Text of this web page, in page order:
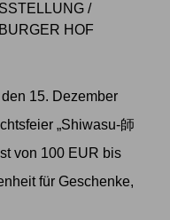
/
HOF
15. Dezember
„Shiwasu-師
von 100 EUR bis
für Geschenke,